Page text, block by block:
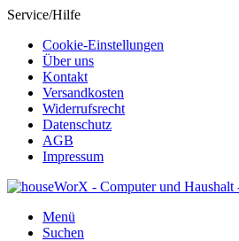
Service/Hilfe
Cookie-Einstellungen
Über uns
Kontakt
Versandkosten
Widerrufsrecht
Datenschutz
AGB
Impressum
Menü
Suchen